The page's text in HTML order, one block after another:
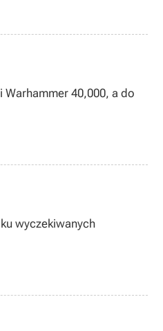
Warhammer 40,000, a do
wyczekiwanych